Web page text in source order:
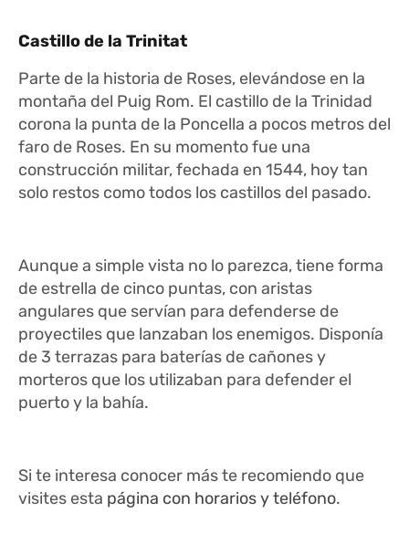
Castillo de la Trinitat
Parte de la historia de Roses, elevándose en la
montaña del Puig Rom. El castillo de la Trinidad
corona la punta de la Poncella a pocos metros del
faro de Roses. En su momento fue una
construcción militar, fechada en 1544, hoy tan
solo restos como todos los castillos del pasado.
Aunque a simple vista no lo parezca, tiene forma
de estrella de cinco puntas, con aristas
angulares que servían para defenderse de
proyectiles que lanzaban los enemigos. Disponía
de 3 terrazas para baterías de cañones y
morteros que los utilizaban para defender el
puerto y la bahía.
Si te interesa conocer más te recomiendo que
visites esta página con horarios y teléfono.